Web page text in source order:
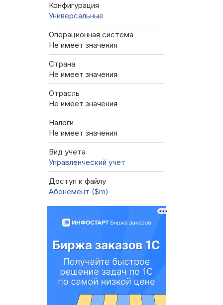
Конфигурация
Универсальные
Операционная система
Не имеет значения
Страна
Не имеет значения
Отрасль
Не имеет значения
Налоги
Не имеет значения
Вид учета
Управленческий учет
Доступ к файлу
Абонемент ($m)